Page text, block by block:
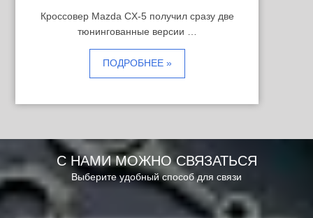
Кроссовер Mazda CX-5 получил сразу две
тюнингованные версии …
ПОДРОБНЕЕ »
С НАМИ МОЖНО СВЯЗАТЬСЯ
Выберите удобный способ для связи